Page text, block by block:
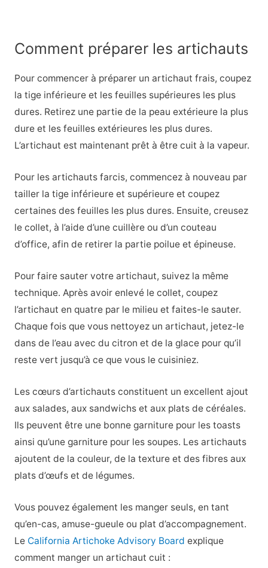
Comment préparer les artichauts
Pour commencer à préparer un artichaut frais, coupez
la tige inférieure et les feuilles supérieures les plus
dures. Retirez une partie de la peau extérieure la plus
dure et les feuilles extérieures les plus dures.
L’artichaut est maintenant prêt à être cuit à la vapeur.
Pour les artichauts farcis, commencez à nouveau par
tailler la tige inférieure et supérieure et coupez
certaines des feuilles les plus dures. Ensuite, creusez
le collet, à l’aide d’une cuillère ou d’un couteau
d’office, afin de retirer la partie poilue et épineuse.
Pour faire sauter votre artichaut, suivez la même
technique. Après avoir enlevé le collet, coupez
l’artichaut en quatre par le milieu et faites-le sauter.
Chaque fois que vous nettoyez un artichaut, jetez-le
dans de l’eau avec du citron et de la glace pour qu’il
reste vert jusqu’à ce que vous le cuisiniez.
Les cœurs d’artichauts constituent un excellent ajout
aux salades, aux sandwichs et aux plats de céréales.
Ils peuvent être une bonne garniture pour les toasts
ainsi qu’une garniture pour les soupes. Les artichauts
ajoutent de la couleur, de la texture et des fibres aux
plats d’œufs et de légumes.
Vous pouvez également les manger seuls, en tant
qu’en-cas, amuse-gueule ou plat d’accompagnement.
Le California Artichoke Advisory Board explique
comment manger un artichaut cuit :